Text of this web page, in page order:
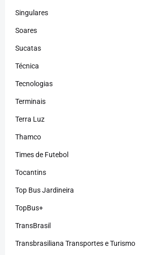
Singulares
Soares
Sucatas
Técnica
Tecnologias
Terminais
Terra Luz
Thamco
Times de Futebol
Tocantins
Top Bus Jardineira
TopBus+
TransBrasil
Transbrasiliana Transportes e Turismo